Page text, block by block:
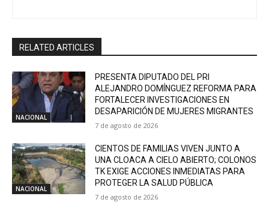
RELATED ARTICLES
NACIONAL
PRESENTA DIPUTADO DEL PRI
ALEJANDRO DOMÍNGUEZ REFORMA PARA
FORTALECER INVESTIGACIONES EN
DESAPARICIÓN DE MUJERES MIGRANTES
7 de agosto de 2026
NACIONAL
CIENTOS DE FAMILIAS VIVEN JUNTO A
UNA CLOACA A CIELO ABIERTO; COLONOS
TK EXIGE ACCIONES INMEDIATAS PARA
PROTEGER LA SALUD PÚBLICA
7 de agosto de 2026